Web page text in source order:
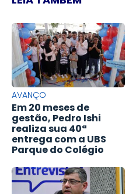
AVANÇO
Em 20 meses de
gestão, Pedro Ishi
realiza sua 40ª
entrega com a UBS
Parque do Colégio